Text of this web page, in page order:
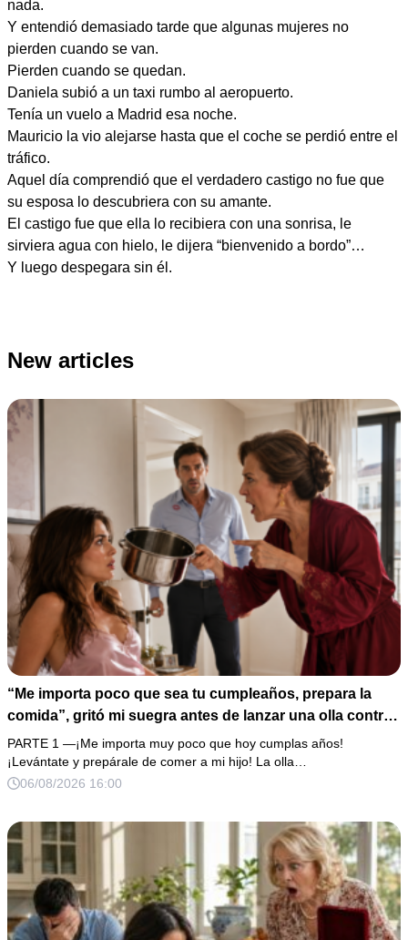
nada.
Y entendió demasiado tarde que algunas mujeres no
pierden cuando se van.
Pierden cuando se quedan.
Daniela subió a un taxi rumbo al aeropuerto.
Tenía un vuelo a Madrid esa noche.
Mauricio la vio alejarse hasta que el coche se perdió entre el
tráfico.
Aquel día comprendió que el verdadero castigo no fue que
su esposa lo descubriera con su amante.
El castigo fue que ella lo recibiera con una sonrisa, le
sirviera agua con hielo, le dijera “bienvenido a bordo”…
Y luego despegara sin él.
New articles
“Me importa poco que sea tu cumpleaños, prepara la
comida”, gritó mi suegra antes de lanzar una olla contra
mi cama. Mi esposo regresó horas después oliendo al
perfume de su amante, seguro de que yo lo perdonaría.
Pero yo ya tenía 3 copias de los estados de cuenta y una
PARTE 1 —¡Me importa muy poco que hoy cumplas años!
¡Levántate y prepárale de comer a mi hijo! La olla…
06/08/2026 16:00